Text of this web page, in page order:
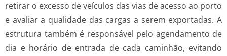
retirar o excesso de veículos das vias de acesso ao porto
e avaliar a qualidade das cargas a serem exportadas. A
estrutura também é responsável pelo agendamento de
dia e horário de entrada de cada caminhão, evitando